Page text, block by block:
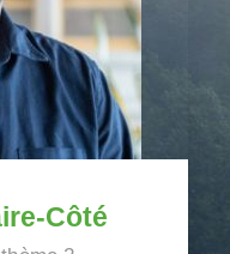
Côté